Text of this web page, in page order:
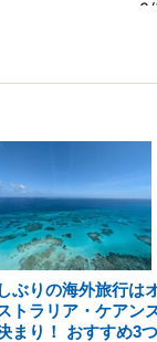
ぶりの海外旅行は
トラリア・ケアン
まり！ おすすめ3つ